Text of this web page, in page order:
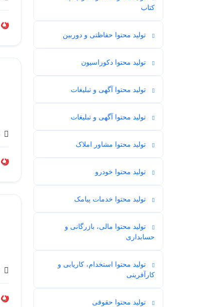
کتاب
تولید محتوا حفاظتی و دوربین
تولید محتوا دکوراسیون
تولید محتوا آگهی و تبلیغات
تولید محتوا آگهی و تبلیغات
تولید محتوا مشاور املاک
تولید محتوا خودرو
تولید محتوا خدمات پیامک
تولید محتوا مالی، بازرگانی و
حسابداری
تولید محتوا استخدام، کاریابی و
کارآفرینی
تولید محتوا حقوقی